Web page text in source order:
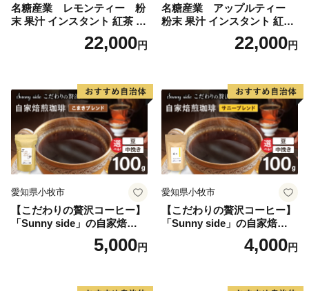
名糖産業 レモンティー 粉
末 果汁 インスタント 紅茶 ビ
タミンC 袋 ロングセラー 粉
末飲料 粉末茶 簡単 手軽 ホッ
22,000円
名糖産業 アップルティー
粉末 果汁 インスタント 紅茶
ティー ビタミンC 袋 ロング
セラー 粉末飲料 粉末茶 簡単
22,000円
愛知県小牧市
【こだわりの贅沢コーヒー】
「Sunny side」の自家焙煎珈
琲こまきブレンド（100g）
5,000円
愛知県小牧市
【こだわりの贅沢コーヒー】
「Sunny side」の自家焙煎珈
琲サニーブレンド（100g）
4,000円